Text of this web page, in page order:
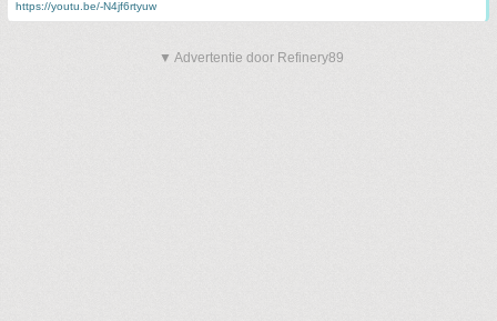
https://youtu.be/-N4jf6rtyuw
▼ Advertentie door Refinery89